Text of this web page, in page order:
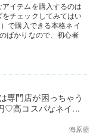
イテムを購入するのは
チェックしてみてはい
で購入できる本格ネイ
ばかりなので、初心者
専門店が困っちゃう
♡高コスパなネイ...
海原藍